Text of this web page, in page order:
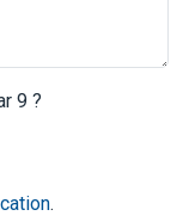
9 ?
.